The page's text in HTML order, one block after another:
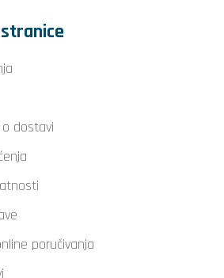
dostavi
poručivanja